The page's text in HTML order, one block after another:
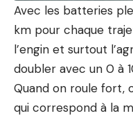
Avec les batteries
km pour chaque
l’engin et surtout
doubler avec un 0 à
Quand on roule fort,
qui correspond à la